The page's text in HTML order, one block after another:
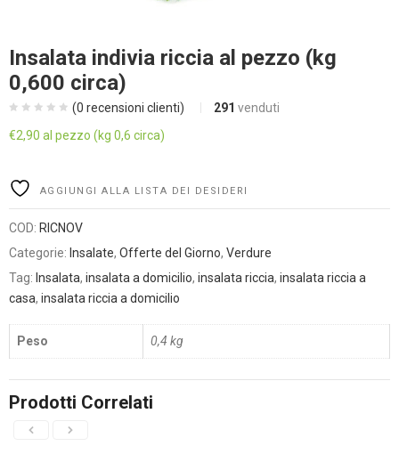
Insalata indivia riccia al pezzo (kg
0,600 circa)
(0 recensioni clienti) 291 venduti
€2,90 al pezzo (kg 0,6 circa)
Alternative:
AGGIUNGI ALLA LISTA DEI DESIDERI
COD: RICNOV
Categorie: Insalate, Offerte del Giorno, Verdure
Tag: Insalata, insalata a domicilio, insalata riccia, insalata riccia a
casa, insalata riccia a domicilio
Peso 0,4 kg
Prodotti Correlati